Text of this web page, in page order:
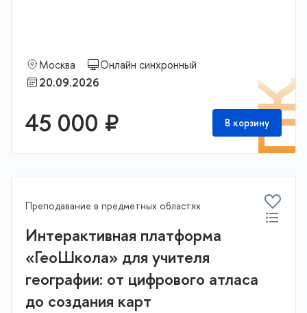
Москва
Онлайн синхронный
20.09.2026
45 000 ₽ В корзину
Преподавание в предметных областях
Интерактивная платформа
«ГеоШкола» для учителя
географии: от цифрового атласа
до создания карт